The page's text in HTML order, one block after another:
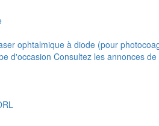
ophtalmique à diode (pour
d'occasion Consultez les annonces